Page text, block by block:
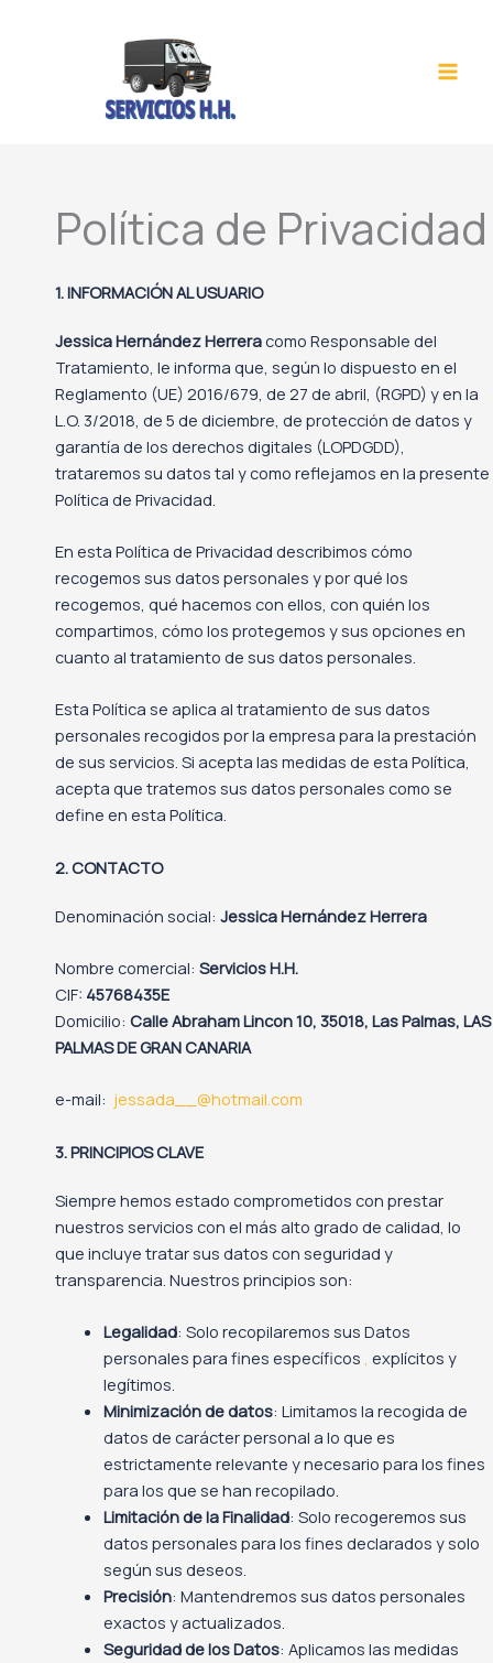
Política de Privacidad
1.INFORMACIÓN AL USUARIO
Jessica Hernández Herreracomo Responsable del
Tratamiento, le informa que, según lo dispuesto en el
Reglamento (UE) 2016/679, de 27 de abril, (RGPD) y en la
L.O. 3/2018, de 5 de diciembre, de protección de datos y
garantía de los derechos digitales (LOPDGDD),
trataremos su datos tal y como reflejamos en la presente
Política de Privacidad.
En esta Política de Privacidad describimos cómo
recogemos sus datos personales y por qué los
recogemos, qué hacemos con ellos, con quién los
compartimos, cómo los protegemos y sus opciones en
cuanto al tratamiento de sus datos personales.
Esta Política se aplica al tratamiento de sus datos
personales recogidos por la empresa para la prestación
de sus servicios. Si acepta las medidas de esta Política,
acepta que tratemos sus datos personales como se
define en esta Política.
2. CONTACTO
Denominación social: Jessica Hernández Herrera
Nombre comercial: Servicios H.H.
CIF: 45768435E
Domicilio: Calle Abraham Lincon 10, 35018, Las Palmas, LAS
PALMAS DE GRAN CANARIA
e-mail: jessada__@hotmail.com
3. PRINCIPIOS CLAVE
Siempre hemos estado comprometidos con prestar
nuestros servicios con el más alto grado de calidad, lo
que incluye tratar sus datos con seguridad y
transparencia. Nuestros principios son:
Legalidad: Solo recopilaremos sus Datos
personales para fines específicos , explícitos y
legítimos.
Minimización de datos: Limitamos la recogida de
datos de carácter personal a lo que es
estrictamente relevante y necesario para los fines
para los que se han recopilado.
Limitación de la Finalidad: Solo recogeremos sus
datos personales para los fines declarados y solo
según sus deseos.
Precisión: Mantendremos sus datos personales
exactos y actualizados.
Seguridad de los Datos: Aplicamos las medidas